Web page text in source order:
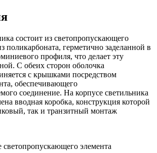
состоит из светопропускающего
поликарбоната, герметично заделанной в
профиля, что делает эту
С обеих сторон оболочка
с крышками посредством
обеспечивающего
соединение. На корпусе светильника
вводная коробка, конструкция которой
так и транзитный монтаж
элемента